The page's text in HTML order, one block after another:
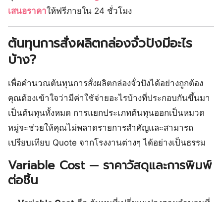
เสนอราคาให้ฟรีภายใน 24 ชั่วโมง
ต้นทุนการสั่งผลิตกล่องจั่วปังมีอะไร
บ้าง?
เพื่อคำนวณต้นทุนการสั่งผลิตกล่องจั่วปังได้อย่างถูกต้อง
คุณต้องเข้าใจว่ามีค่าใช้จ่ายอะไรบ้างที่ประกอบกันขึ้นมา
เป็นต้นทุนทั้งหมด การแยกประเภทต้นทุนออกเป็นหมวด
หมู่จะช่วยให้คุณไม่พลาดรายการสำคัญและสามารถ
เปรียบเทียบ Quote จากโรงงานต่างๆ ได้อย่างเป็นธรรม
Variable Cost — ราคาวัสดุและการพิมพ์
ต่อชิ้น